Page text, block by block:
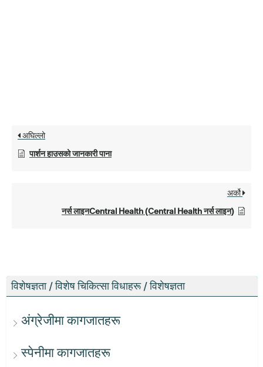
विशेषज्ञता / विशेष चिकित्सा विधाहरू / विशेषज्ञता
अंग्रेजीमा कागजातहरू
स्पेनीमा कागजातहरू
अघिल्लो
पार्शन हाउसको जानकारी पाना
अर्को
नर्स लाइनCentral Health (Central Health नर्स लाइन)